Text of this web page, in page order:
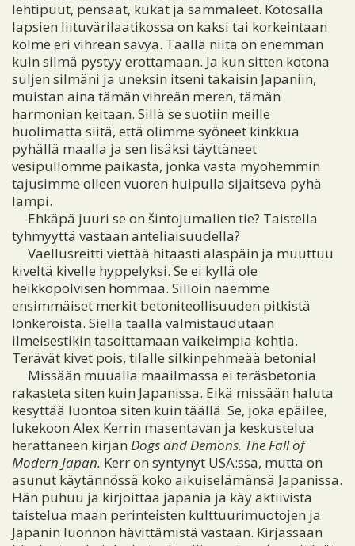
lehtipuut, pensaat, kukat ja sammaleet. Kotosalla
lapsien liituvärilaatikossa on kaksi tai korkeintaan
kolme eri vihreän sävyä. Täällä niitä on enemmän
kuin silmä pystyy erottamaan. Ja kun sitten kotona
suljen silmäni ja uneksin itseni takaisin Japaniin,
muistan aina tämän vihreän meren, tämän
harmonian keitaan. Sillä se suotiin meille
huolimatta siitä, että olimme syöneet kinkkua
pyhällä maalla ja sen lisäksi täyttäneet
vesipullomme paikasta, jonka vasta myöhemmin
tajusimme olleen vuoren huipulla sijaitseva pyhä
lampi.
Ehkäpä juuri se on šintojumalien tie? Taistella
tyhmyyttä vastaan anteliaisuudella?
Vaellusreitti viettää hitaasti alaspäin ja muuttuu
kiveltä kivelle hyppelyksi. Se ei kyllä ole
heikkopolvisen hommaa. Silloin näemme
ensimmäiset merkit betoniteollisuuden pitkistä
lonkeroista. Siellä täällä valmistaudutaan
ilmeisestikin tasoittamaan vaikeimpia kohtia.
Terävät kivet pois, tilalle silkinpehmeää betonia!
Missään muualla maailmassa ei teräsbetonia
rakasteta siten kuin Japanissa. Eikä missään haluta
kesyttää luontoa siten kuin täällä. Se, joka epäilee,
lukekoon Alex Kerrin masentavan ja keskustelua
herättäneen kirjan Dogs and Demons. The Fall of
Modern Japan. Kerr on syntynyt USA:ssa, mutta on
asunut käytännössä koko aikuiselämänsä Japanissa.
Hän puhuu ja kirjoittaa japania ja käy aktiivista
taistelua maan perinteisten kulttuurimuotojen ja
Japanin luonnon hävittämistä vastaan. Kirjassaan